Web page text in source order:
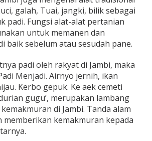
galah, Tuai, jangki, bilik sebagai
padi. Fungsi alat-alat pertanian
untuk memanen dan
baik sebelum atau sesudah pane.
padi oleh rakyat di Jambi, maka
Menjadi. Airnyo jernih, ikan
Kerbo gepuk. Ke aek cemeti
gugu’, merupakan lambang
di Jambi. Tanda alam
memberikan kemakmuran kepada